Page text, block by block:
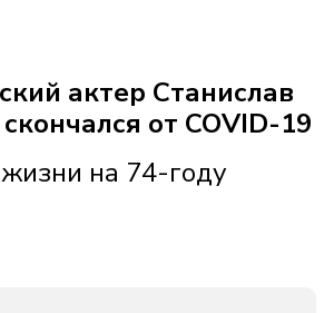
актер Станислав
от COVID-19
на 74-году